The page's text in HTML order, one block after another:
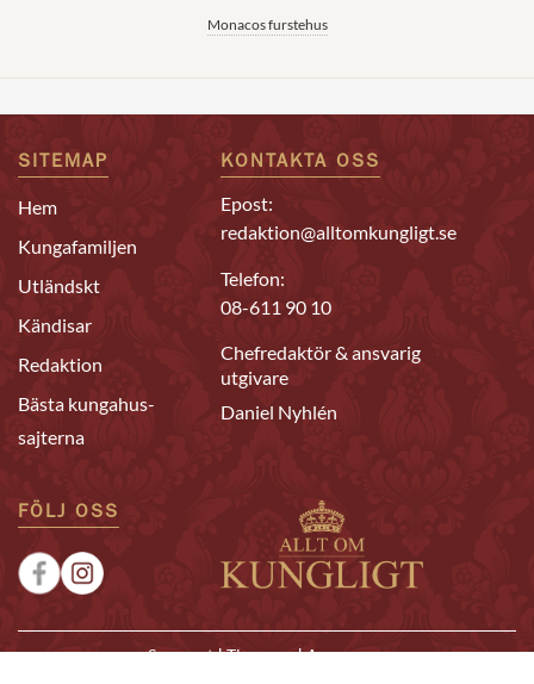
Monacos furstehus
SITEMAP
Hem
Kungafamiljen
Utländskt
Kändisar
Redaktion
Bästa kungahus-
sajterna
KONTAKTA OSS
Epost:
redaktion@alltomkungligt.se
Telefon:
08-611 90 10
Chefredaktör & ansvarig
utgivare
Daniel Nyhlén
FÖLJ OSS
Sponsrat|Tipsa oss|Annonsera